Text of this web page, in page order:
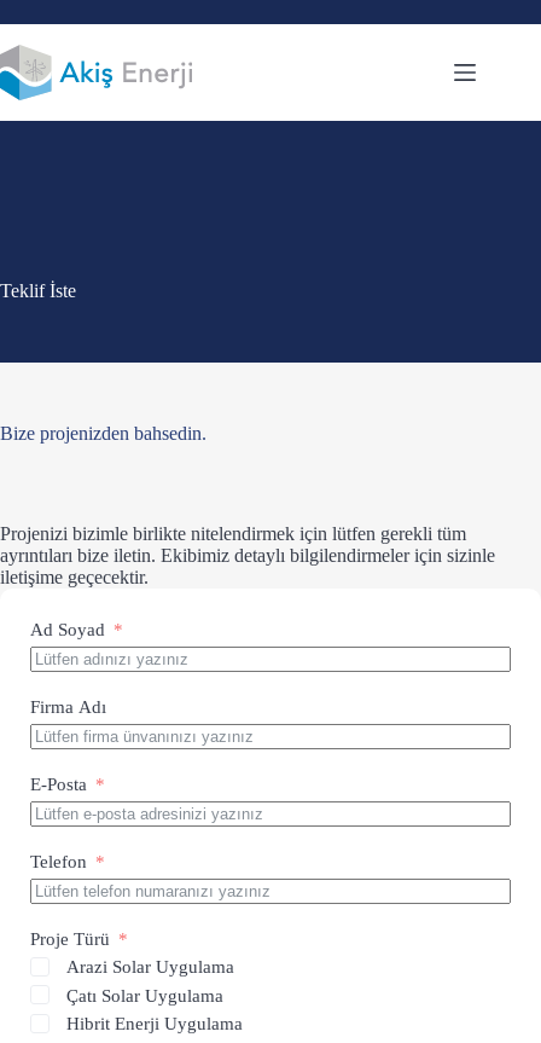
to
content
Teklif İste
Bize projenizden bahsedin.
Projenizi bizimle birlikte nitelendirmek için lütfen gerekli tüm
ayrıntıları bize iletin. Ekibimiz detaylı bilgilendirmeler için sizinle
iletişime geçecektir.
Ad Soyad
Firma Adı
E-Posta
Telefon
Proje Türü
Arazi Solar Uygulama
Çatı Solar Uygulama
Hibrit Enerji Uygulama